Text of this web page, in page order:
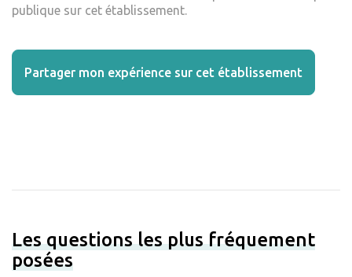
publique sur cet établissement.
Partager mon expérience sur cet établissement
Les questions les plus fréquement
posées